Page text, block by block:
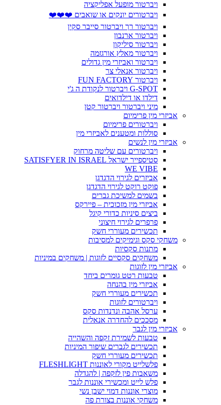
ויברטור מופעל אפליקציה
ויברטורים יונקים או שואבים ❤️❤️❤️
ויברטור רך ויברטור סייבר סקין
ויברטור ארנבון
ויברטור סיליקון
ויברטור מאלץ אורגזמה
ויברטור ואביזרי מין גדולים
ויברטור אנאלי צר
ויברטור FUN FACTORY
G-SPOT ויברטור לנקודת ה ג'י
דילדו או דילדואים
מיני ויברטור ויברטור קטן
אביזרי מין פרימיום
ויברטורים פרימיום
סוללות ומטענים לאביזרי מין
אביזרי מין לנשים
ויברטורים עם שליטה מרחוק
סטיספייר ישראל SATISFYER IN ISRAEL
WE VIBE
אביזרים לגירוי הדגדגן
פוקט רוקט לגירוי הדגדגן
בשמים למשיכת גברים
אביזרי מין מזכוכית – פיירקס
ביצים סיניות כדורי קיגל
פרפרים לגירוי חיצוני
תכשירים מעוררי חשק
משחקי סקס וגימיקים למסיבות
מתנות סקסיות
משחקים סקסיים לזוגות | משחקים במיניות
אביזרי מין לזוגות
טבעות רטט גומרים ביחד
אביזרי מין בהנחה
תכשירים מעוררי חשק
ויברטורים לזוגות
ערסל אהבה ונדנדות סקס
מסככים להחדרה אנאלית
אביזרי מין לגבר
טבעות לשמירת זקפה והשהייה
תכשירים לגברים שיפור המיניות
תכשירים מעוררי חשק
פלשלייט מקורי לאוננות FLESHLIGHT
משאבות פין לזקפה | להגדלה
פלש לייט ומכשירי אוננות לגבר
מוצרי אוננות דמוי ישבן נשי
משחקי אוננות בצורת פה